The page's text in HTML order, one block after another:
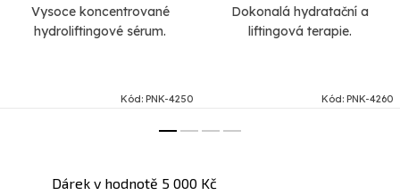
Vysoce koncentrované
hydroliftingové sérum.
Kód: PNK-4250
Dokonalá hydratační a
liftingová terapie.
Kód: PNK-4260
Dárek v hodnotě 5 000 Kč